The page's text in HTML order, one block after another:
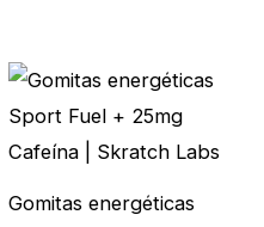
Gomitas energéticas